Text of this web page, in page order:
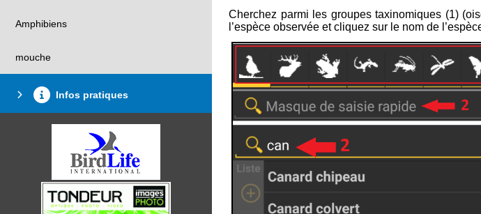
Amphibiens
mouche
Infos pratiques
Cherchez parmi les groupes taxinomiques (1)
l’espèce observée et cliquez sur le nom de